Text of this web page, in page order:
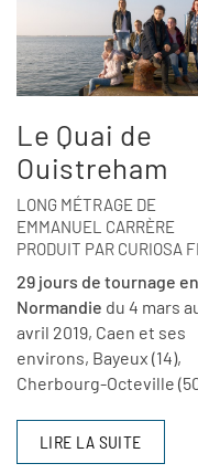
Le Quai de
Ouistreham
LONG MÉTRAGE DE
EMMANUEL CARRÈRE
PRODUIT PAR CURIOSA
29 jours de tournage en
Normandie du 4 mars
avril 2019, Caen et ses
environs, Bayeux (14),
Cherbourg-Octeville
LIRE LA SUITE